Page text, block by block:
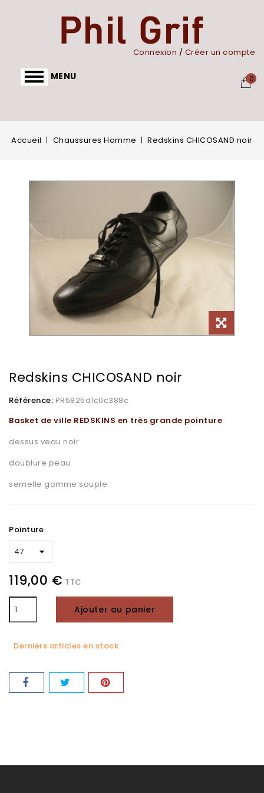
Connexion / Créer un compte
0
MENU
Accueil Chaussures Homme Redskins CHICOSAND noir
Redskins CHICOSAND noir
Référence: PR5825d1c0c388c
Basket de ville REDSKINS en très grande pointure
dessus veau noir
doublure peau
semelle gomme souple
Pointure
119,00 € TTC
Ajouter au panier
Derniers articles en stock